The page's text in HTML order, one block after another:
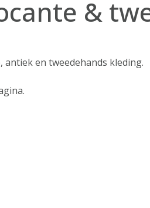
&
en tweedehands kleding.